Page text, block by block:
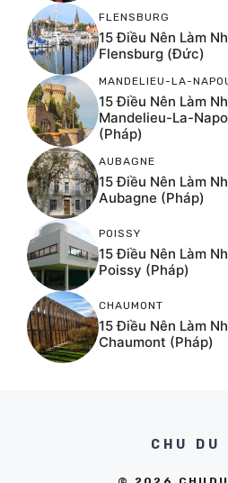
FLENSBURG
15 Điều Nên Làm
Flensburg (Đức)
MANDELIEU-LA-
15 Điều Nên Làm
Mandelieu-La-
(Pháp)
AUBAGNE
15 Điều Nên Làm
Aubagne (Pháp)
POISSY
15 Điều Nên Làm
Poissy (Pháp)
CHAUMONT
15 Điều Nên Làm
Chaumont (Pháp)
CHU DU